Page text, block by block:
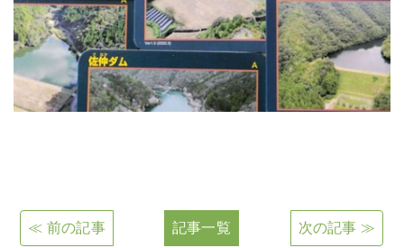
≪ 前の記事 記事一覧 次の記事 ≫